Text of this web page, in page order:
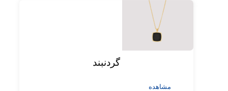
گردنبند
مشاهده